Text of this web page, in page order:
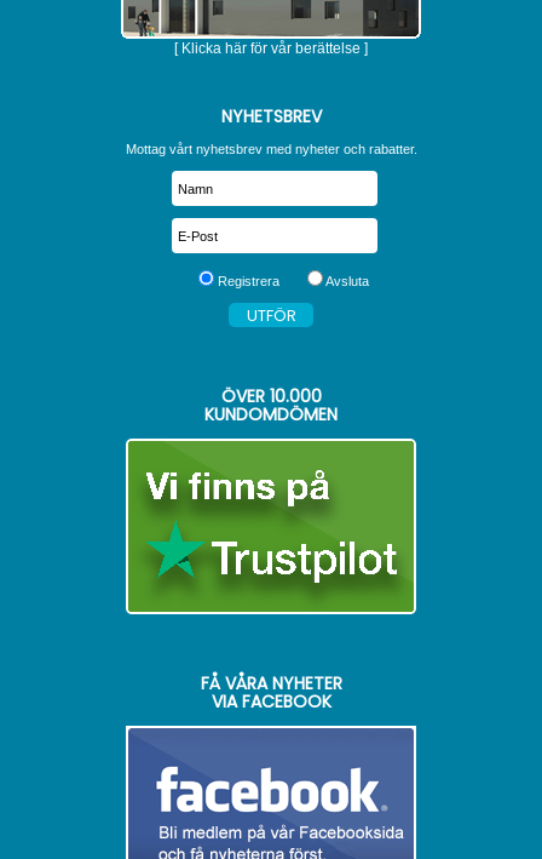
[ Klicka här för vår berättelse ]
NYHETSBREV
Mottag vårt nyhetsbrev med nyheter och rabatter.
Registrera Avsluta
ÖVER 10.000
KUNDOMDÖMEN
FÅ VÅRA NYHETER
VIA FACEBOOK